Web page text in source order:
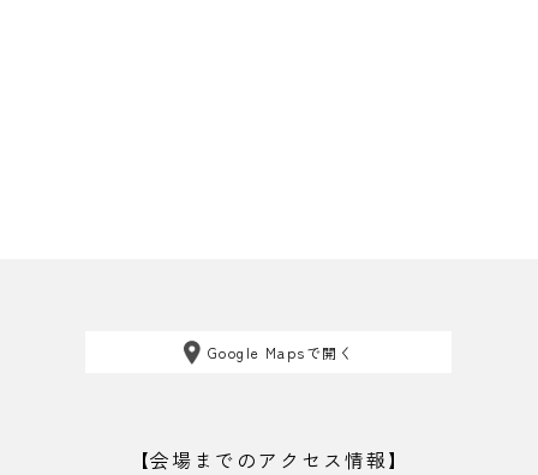
Google Mapsで開く
【会場までのアクセス情報】